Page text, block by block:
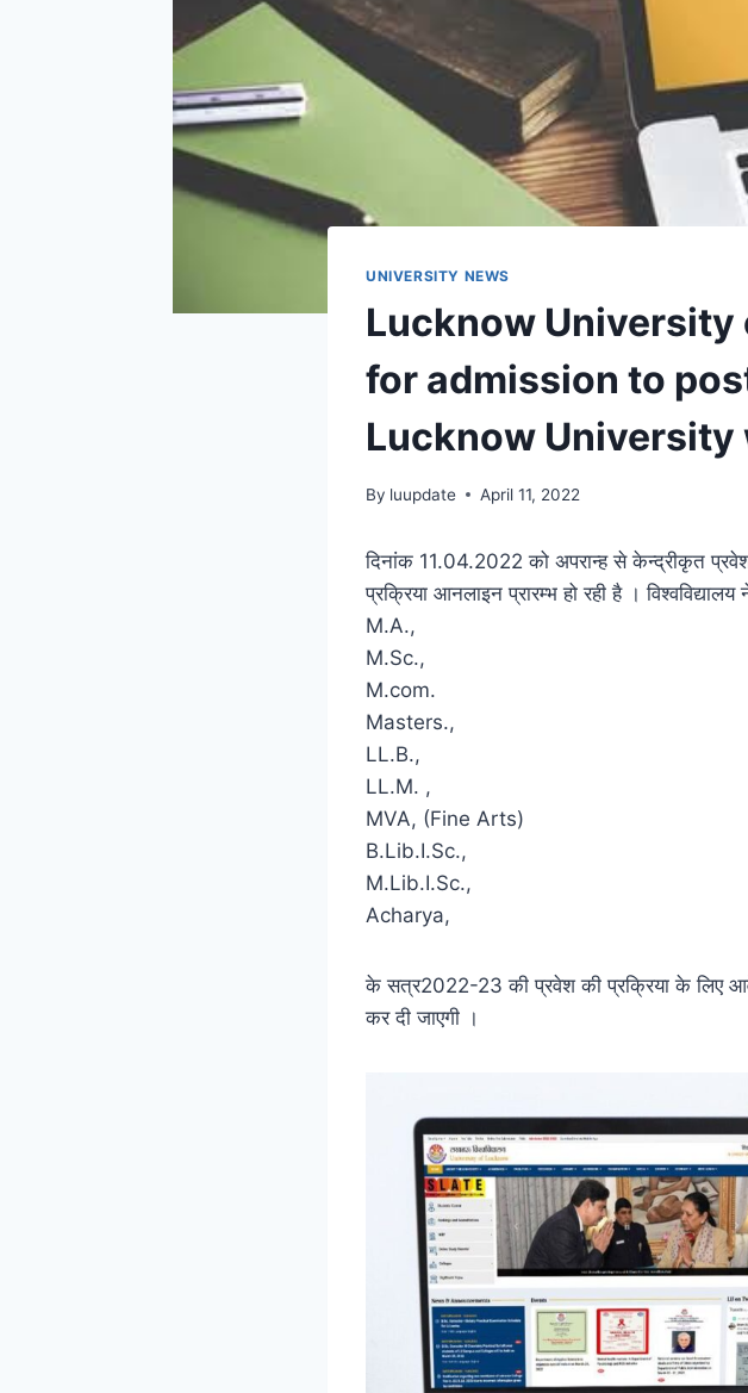
UNIVERSITY NEWS
Lucknow
for admission to
Lucknow University
By luupdate April 11, 2022
दिनांक 11.04.2022 को अपरान्ह से केन्द्रीकृत
प्रक्रिया आनलाइन प्रारम्भ हो रही है ।
M.A.,
M.Sc.,
M.com.
Masters.,
LL.B.,
LL.M. ,
MVA, (Fine Arts)
B.Lib.I.Sc.,
M.Lib.I.Sc.,
Acharya,
के सत्र2022-23 की प्रवेश की प्रक्रिया के लिए
कर दी जाएगी ।